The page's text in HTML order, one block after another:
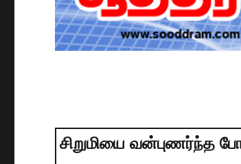
சிறுமியை வன்புணர்ந்த